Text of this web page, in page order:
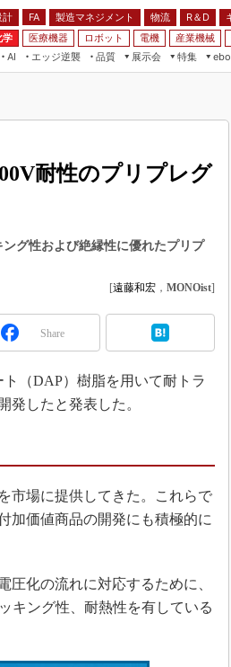
計 FA 製造マネジメント 物流 R＆D
学 医療機器 ロボット 電機 産業機械
AI
エッジ逆襲 品質
展示会
特集
フィールドサービス
み込み画像技術
車載ソフト開発
償設計ツール
プリンタ
＆OP
インダストリー4.0
ノベーション
メイドインジャパン
植物工場
外生産
FA
モビリティ
耐性のプリプレグ
グ性および絶縁性に優れたプリプ
[遠藤和宏 ， MONOist]
Share
（DAP）樹脂を用いて耐トラ
発したと発表した。
市場に提供してきた。これらで
加価値商品の開発にも積極的に
化の流れに対応するために、
キング性、耐熱性を有している